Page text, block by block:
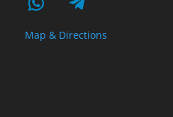
Map & Directions